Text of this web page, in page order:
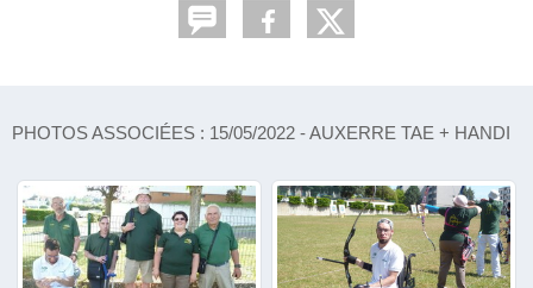
PHOTOS ASSOCIÉES : 15/05/2022 - AUXERRE TAE + HANDI